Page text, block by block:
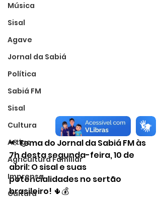
Música
Sisal
Agave
Jornal da Sabiá
Política
Sabiá FM
Sisal
Cultura
Artigo
Agricultura Familiar
Imprensa
Cultura
📢 Tema do Jornal da Sabiá FM às
7h desta segunda-feira, 10 de
abril: O sisal e suas
potencialidades no sertão
brasileiro! 🌵💰